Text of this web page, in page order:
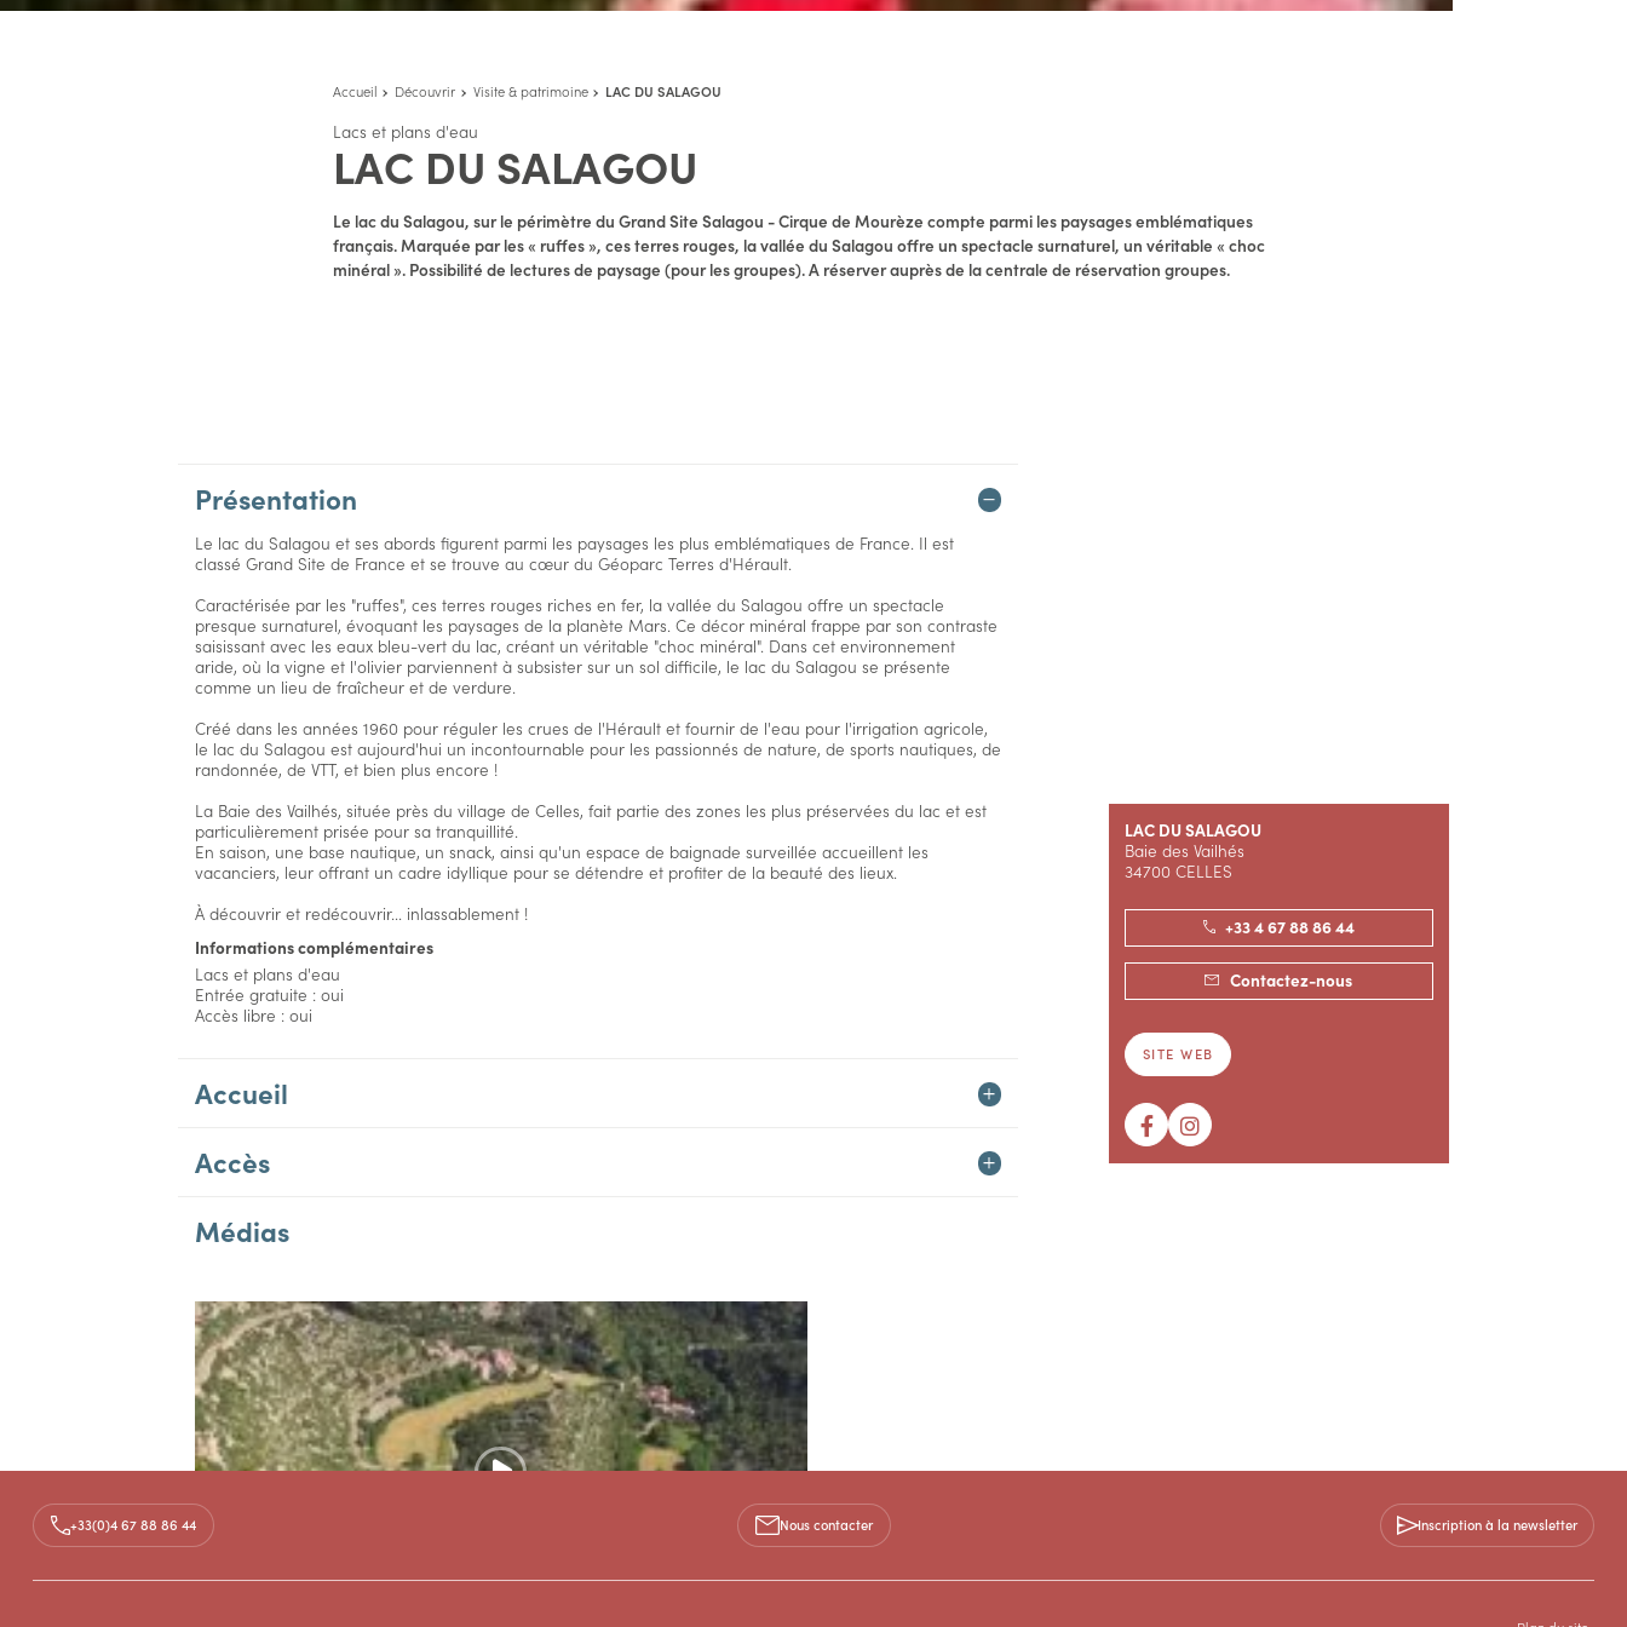
Accueil Découvrir Visite & patrimoine LAC DU SALAGOU
Lacs et plans d'eau
LAC DU SALAGOU
Le lac du Salagou, sur le périmètre du Grand Site Salagou - Cirque de Mourèze compte parmi les paysages emblématiques
français. Marquée par les « ruffes », ces terres rouges, la vallée du Salagou offre un spectacle surnaturel, un véritable « choc
minéral ». Possibilité de lectures de paysage (pour les groupes). A réserver auprès de la centrale de réservation groupes.
Présentation
Le lac du Salagou et ses abords figurent parmi les paysages les plus emblématiques de France. Il est
classé Grand Site de France et se trouve au cœur du Géoparc Terres d'Hérault.
Caractérisée par les "ruffes", ces terres rouges riches en fer, la vallée du Salagou offre un spectacle
presque surnaturel, évoquant les paysages de la planète Mars. Ce décor minéral frappe par son contraste
saisissant avec les eaux bleu-vert du lac, créant un véritable "choc minéral". Dans cet environnement
aride, où la vigne et l'olivier parviennent à subsister sur un sol difficile, le lac du Salagou se présente
comme un lieu de fraîcheur et de verdure.
Créé dans les années 1960 pour réguler les crues de l'Hérault et fournir de l'eau pour l'irrigation agricole,
le lac du Salagou est aujourd'hui un incontournable pour les passionnés de nature, de sports nautiques, de
randonnée, de VTT, et bien plus encore !
La Baie des Vailhés, située près du village de Celles, fait partie des zones les plus préservées du lac et est
particulièrement prisée pour sa tranquillité.
En saison, une base nautique, un snack, ainsi qu'un espace de baignade surveillée accueillent les
vacanciers, leur offrant un cadre idyllique pour se détendre et profiter de la beauté des lieux.
À découvrir et redécouvrir... inlassablement !
Informations complémentaires
Lacs et plans d'eau
Entrée gratuite : oui
Accès libre : oui
Accueil
Accès
Médias
LAC DU SALAGOU
Baie des Vailhés
34700 CELLES
+33 4 67 88 86 44
Contactez-nous
SITE WEB
+33(0)4 67 88 86 44 Nous contacter Inscription à la newsletter